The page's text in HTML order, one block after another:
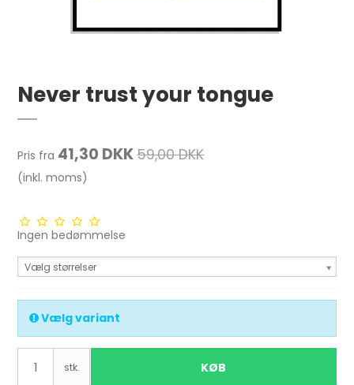
Never trust your tongue
Pris fra 41,30 DKK59,00 DKK
(inkl. moms)
Ingen bedømmelse
Vælg størrelser
Vælg variant
stk. KØB